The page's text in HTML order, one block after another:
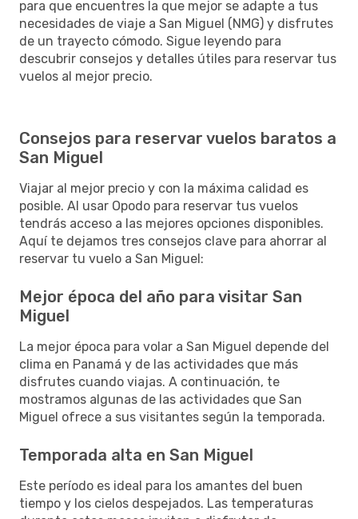
para que encuentres la que mejor se adapte a tus
necesidades de viaje a San Miguel (NMG) y disfrutes
de un trayecto cómodo. Sigue leyendo para
descubrir consejos y detalles útiles para reservar tus
vuelos al mejor precio.
Consejos para reservar vuelos baratos a
San Miguel
Viajar al mejor precio y con la máxima calidad es
posible. Al usar Opodo para reservar tus vuelos
tendrás acceso a las mejores opciones disponibles.
Aquí te dejamos tres consejos clave para ahorrar al
reservar tu vuelo a San Miguel:
Mejor época del año para visitar San
Miguel
La mejor época para volar a San Miguel depende del
clima en Panamá y de las actividades que más
disfrutes cuando viajas. A continuación, te
mostramos algunas de las actividades que San
Miguel ofrece a sus visitantes según la temporada.
Temporada alta en San Miguel
Este período es ideal para los amantes del buen
tiempo y los cielos despejados. Las temperaturas